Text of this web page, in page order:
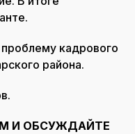
кадрового
района.
И ОБСУЖДАЙТЕ